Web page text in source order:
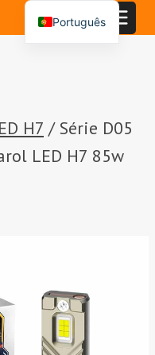
H7 / Série D05
LED H7 85w
Português